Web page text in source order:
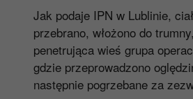
Jak podaje IPN w Lublinie,
przebrano, włożono do
penetrująca wieś grupa
gdzie przeprowadzono
następnie pogrzebane za